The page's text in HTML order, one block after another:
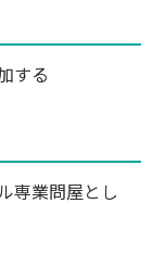
する
専業問屋とし